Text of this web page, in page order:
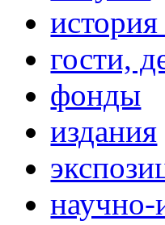
гости,
фонды
издания
научно-